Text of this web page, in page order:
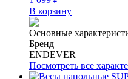
В корзину
Основные
Бренд
ENDEVER
Посмотреть все